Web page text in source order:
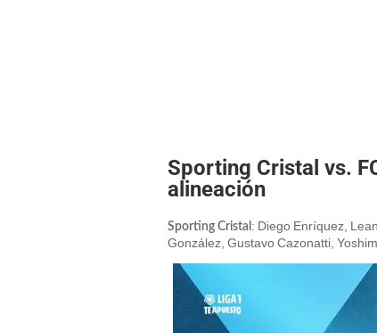
Sporting Cristal vs.
alineación
Sporting Cristal : Diego Enríquez,
González, Gustavo Cazonatti,